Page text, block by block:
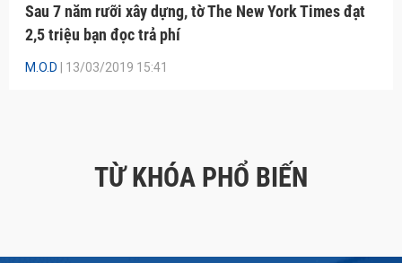
Sau 7 năm rưỡi xây dựng, tờ The New York Times đạt
2,5 triệu bạn đọc trả phí
M.O.D | 13/03/2019 15:41
TỪ KHÓA PHỔ BIẾN